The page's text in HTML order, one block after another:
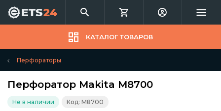
КАТАЛОГ ТОВАРОВ
Перфораторы
Перфоратор Makita M8700
Не в наличии Код: M8700